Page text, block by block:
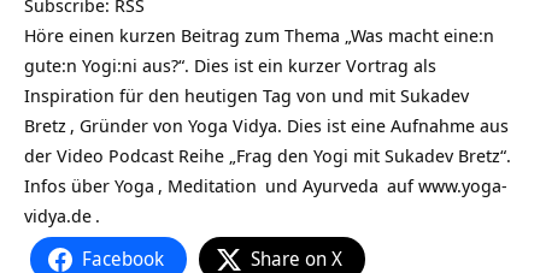
Subscribe: RSS
Höre einen kurzen Beitrag zum Thema „Was macht eine:n
gute:n Yogi:ni aus?“. Dies ist ein kurzer Vortrag als
Inspiration für den heutigen Tag von und mit Sukadev
Bretz , Gründer von Yoga Vidya. Dies ist eine Aufnahme aus
der Video Podcast Reihe „Frag den Yogi mit Sukadev Bretz“.
Infos über Yoga , Meditation und Ayurveda aufwww.yoga-
vidya.de .
Facebook Share on X